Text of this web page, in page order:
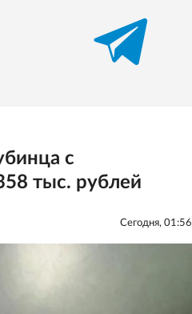
с
тыс. рублей
Сегодня, 01:56